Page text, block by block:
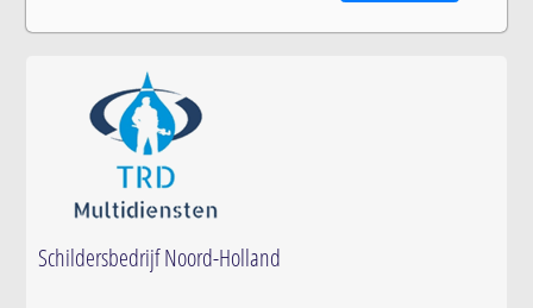
Schildersbedrijf Noord-Holland